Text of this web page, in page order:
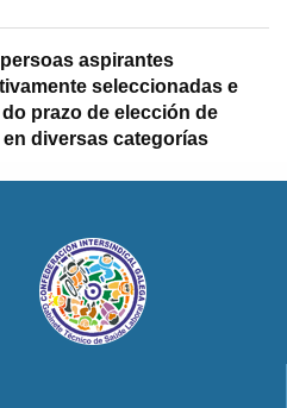
aspirantes
seleccionadas e
prazo de elección de
en diversas categorías